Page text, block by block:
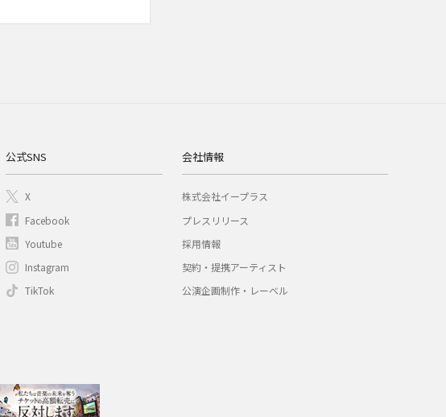
公式SNS
X
Facebook
Youtube
Instagram
TikTok
会社情報
株式会社イープラス
プレスリリース
採用情報
契約・提携アーティスト
公演企画制作・レーベル